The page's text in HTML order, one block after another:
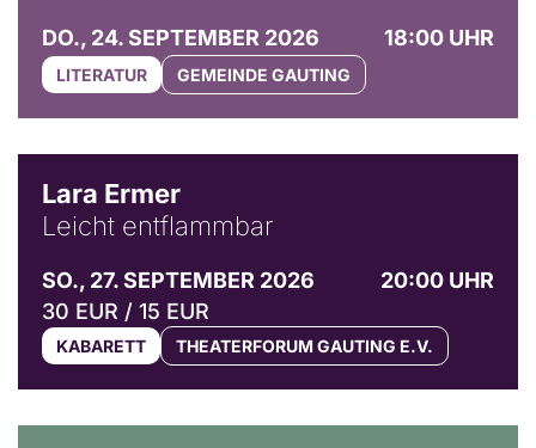
DO., 24. SEPTEMBER 2026 18:00 UHR
LITERATUR GEMEINDE GAUTING
Lara Ermer
Leicht entflammbar
SO., 27. SEPTEMBER 2026
20:00 UHR
30 EUR / 15 EUR
KABARETT THEATERFORUM GAUTING E.V.